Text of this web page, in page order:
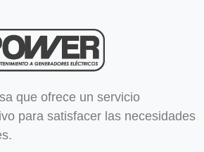
que ofrece un servicio
para satisfacer las necesidades